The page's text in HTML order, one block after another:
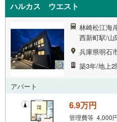
ハルカス ウエスト
林崎松江海
西新町駅/山
兵庫県明石
築3年/地上
アパート
6.9万円
管理費等 4,000